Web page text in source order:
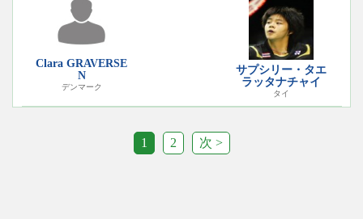
Clara GRAVERSE
N
デンマーク
サプシリー・タエ
ラッタナチャイ
タイ
1 2 次 >